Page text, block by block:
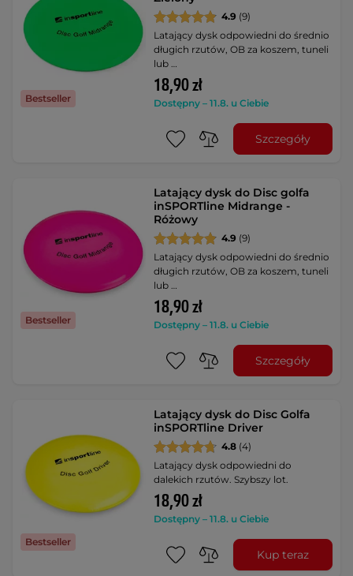
Bestseller
4.9 (9)
Latający dysk odpowiedni do średnio
długich rzutów, OB za koszem, tuneli
lub …
18,90 zł
Dostępny – 11.8. u Ciebie
Szczegóły
Bestseller
Latający dysk do Disc golfa
inSPORTline Midrange -
Różowy
4.9 (9)
Latający dysk odpowiedni do średnio
długich rzutów, OB za koszem, tuneli
lub …
18,90 zł
Dostępny – 11.8. u Ciebie
Szczegóły
Bestseller
Latający dysk do Disc Golfa
inSPORTline Driver
4.8 (4)
Latający dysk odpowiedni do
dalekich rzutów. Szybszy lot.
18,90 zł
Dostępny – 11.8. u Ciebie
Kup teraz